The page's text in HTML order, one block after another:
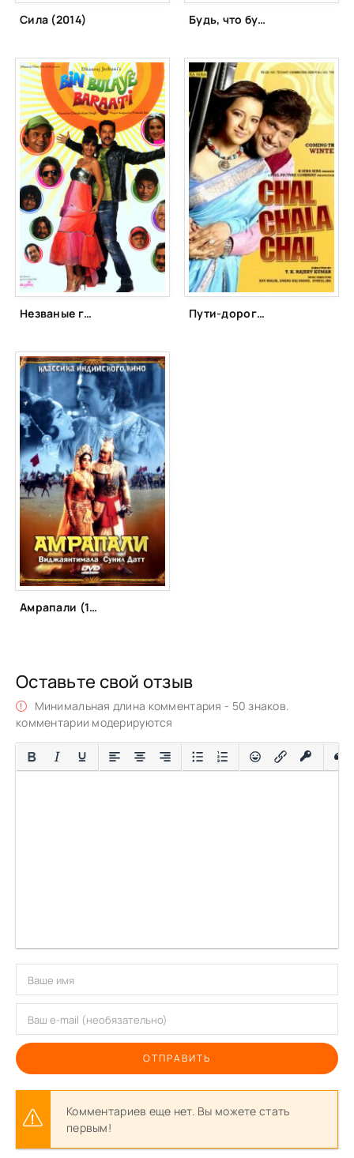
Сила (2014) Будь, что будет (2006)
Незваные гости (2011) Пути-дороги (2009)
Амрапали (1966)
Оставьте свой отзыв
Минимальная длина комментария - 50 знаков.
комментарии модерируются
ОТПРАВИТЬ
Комментариев еще нет. Вы можете стать
первым!